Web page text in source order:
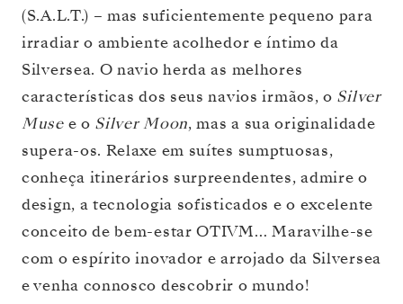
(S.A.L.T.) – mas suficientemente pequeno para
irradiar o ambiente acolhedor e íntimo da
Silversea. O navio herda as melhores
características dos seus navios irmãos, o Silver
Musee o Silver Moon, mas a sua originalidade
supera-os. Relaxe em suítes sumptuosas,
conheça itinerários surpreendentes, admire o
design, a tecnologia sofisticados e o excelente
conceito de bem-estar OTIVM… Maravilhe-se
com o espírito inovador e arrojado da Silversea
e venha connosco descobrir o mundo!